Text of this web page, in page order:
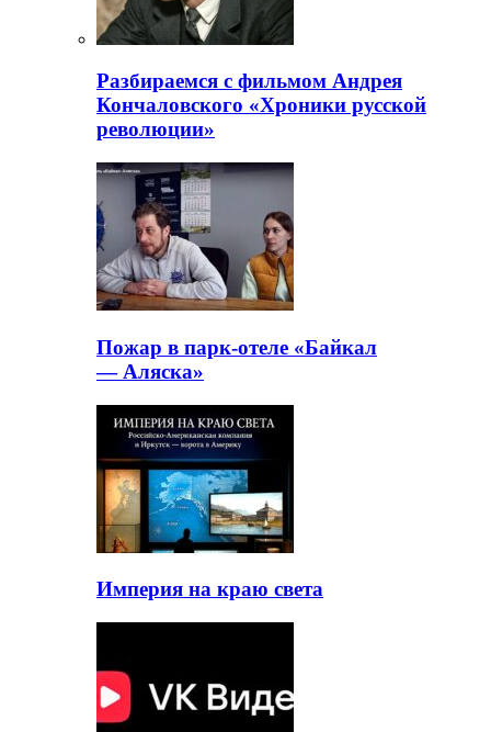
Разбираемся с фильмом Андрея
Кончаловского «Хроники русской
революции»
Пожар в парк-отеле «Байкал
— Аляска»
Империя на краю света